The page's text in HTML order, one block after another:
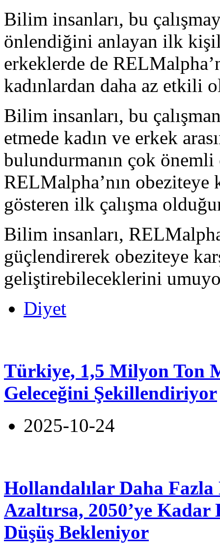
Bilim insanları, bu
önlendiğini anlayan ilk
erkeklerde de
kadınlardan daha az etkili
Bilim insanları, bu
etmede kadın ve erkek
bulundurmanın çok
RELMalpha’nın obeziteye
gösteren ilk çalışma
Bilim insanları,
güçlendirerek obeziteye
geliştirebileceklerini
Diyet
Türkiye, 1,5 Milyon Ton
Geleceğini Şekillendiriyor
2025-10-24
Hollandalılar Daha
Azaltırsa, 2050’ye
Düşüş Bekleniyor